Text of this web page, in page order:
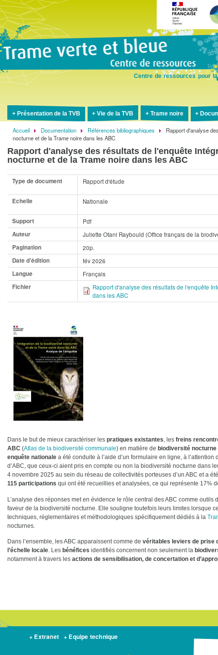
Centre de ressources pour
Présentation de la TVB Vie de la TVB Trame noire
Fil
d'Ariane
Accueil Documentation Références bibliographiques
Rapport d'analyse
nocturne et de la Trame noire dans les ABC
Rapport d'analyse des résultats de l'enquête
nocturne et de la Trame noire dans les ABC
Type de document Rapport d'étude
Echelle Nationale
Support
Pdf
Auteur
Juliette Otani Raybould (Office français de la
Pagination
20p.
Date d'édition
fév 2026
Langue
Français
Fichier
Rapport d'analyse des résultats de l'enquête
dans les ABC
Dans le but de mieux caractériser les pratiques existantes, les freins
ABC (Atlas de la biodiversité communale) en matière de biodiversité nocturne
enquête nationale a été conduite à l’aide d’un formulaire en ligne, à
d’ABC, que ceux-ci aient pris en compte ou non la biodiversité nocturne dans
4 novembre 2025 au sein du réseau de collectivités porteuses d’un ABC et a
115 participations qui ont été recueillies et analysées, ce qui représente 17%
L’analyse des réponses met en évidence le rôle central des ABC comme
faveur de la biodiversité nocturne. Elle souligne toutefois leurs limites lorsque
techniques, réglementaires et méthodologiques spécifiquement dédiés à la
nocturnes.
Dans l’ensemble, les ABC apparaissent comme de véritables leviers de prise
l’échelle locale. Les bénéfices identifiés concernent non seulement la
notamment à travers les actions de sensibilisation, de concertation et
+ Extranet + Equipe technique